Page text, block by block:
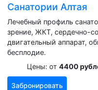
Санатории Алтая
Лечебный профиль
зрение, ЖКТ, сердечно-
двигательный аппарат,
бесплодие.
Цены: от 4400
Забронировать